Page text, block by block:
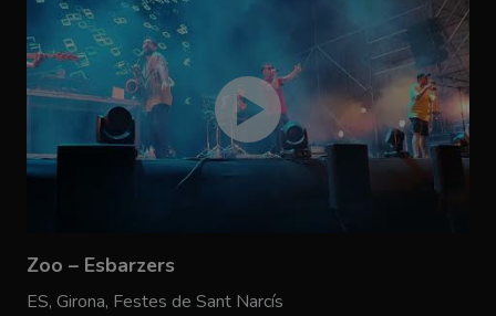
Zoo – Esbarzers
ES, Girona, Festes de Sant Narcís